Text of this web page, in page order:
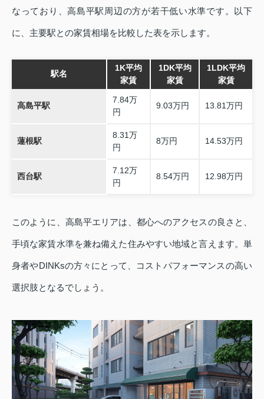
なっており、高島平駅周辺の方が若干低い水準です。以下
に、主要駅との家賃相場を比較した表を示します。
駅名
1K平均
家賃
1DK平均
家賃
1LDK平均
家賃
高島平駅
7.84万
円
9.03万円 13.81万円
蓮根駅
8.31万
円
8万円 14.53万円
西台駅
7.12万
円
8.54万円 12.98万円
このように、高島平エリアは、都心へのアクセスの良さと、
手頃な家賃水準を兼ね備えた住みやすい地域と言えます。単
身者やDINKsの方々にとって、コストパフォーマンスの高い
選択肢となるでしょう。